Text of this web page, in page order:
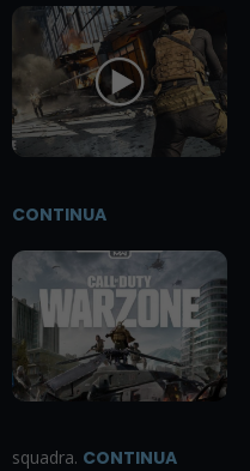
CONTINUA
squadra. CONTINUA